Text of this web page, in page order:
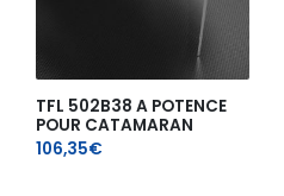
TFL 502B38 A POTENCE
POUR CATAMARAN
106,35€